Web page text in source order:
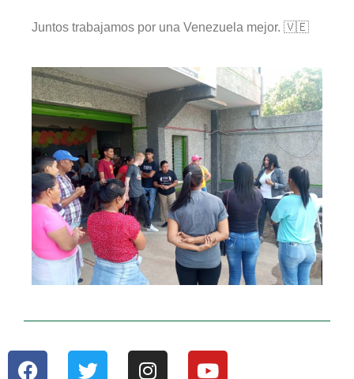
Juntos trabajamos por una Venezuela mejor. 🇻🇪